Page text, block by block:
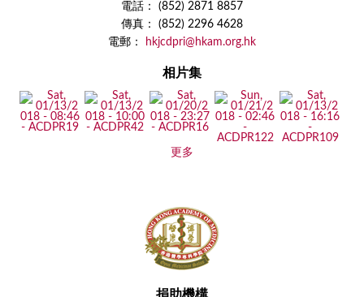
電話： (852) 2871 8857
傳真： (852) 2296 4628
電郵：
hkjcdpri@hkam.org.hk
相片集
更多